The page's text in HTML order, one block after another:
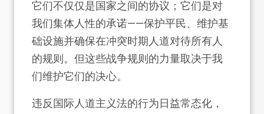
它们不仅仅是国家之间的协议；它们是对
我们集体人性的承诺——保护平民、维护基
础设施并确保在冲突时期人道对待所有人
的规则。但这些战争规则的力量取决于我
们维护它们的决心。
违反国际人道主义法的行为日益常态化，